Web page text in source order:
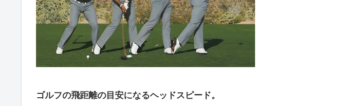
ゴルフの飛距離の目安になるヘッドスピード。